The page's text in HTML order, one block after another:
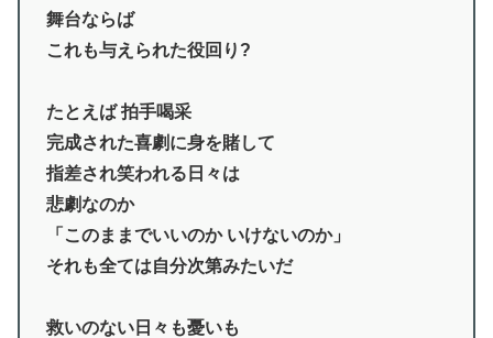
舞台ならば
これも与えられた役回り?
たとえば 拍手喝采
完成された喜劇に身を賭して
指差され笑われる日々は
悲劇なのか
「このままでいいのか いけないのか」
それも全ては自分次第みたいだ
救いのない日々も憂いも